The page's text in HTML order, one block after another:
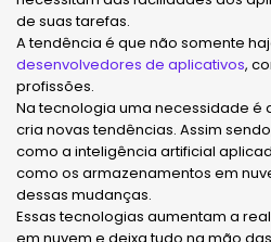
de suas tarefas.
A tendência é que não somente
desenvolvedores de aplicativos,
profissões.
Na tecnologia uma necessidade é
cria novas tendências. Assim
como a inteligência artificial
como os armazenamentos em
dessas mudanças.
Essas tecnologias aumentam a